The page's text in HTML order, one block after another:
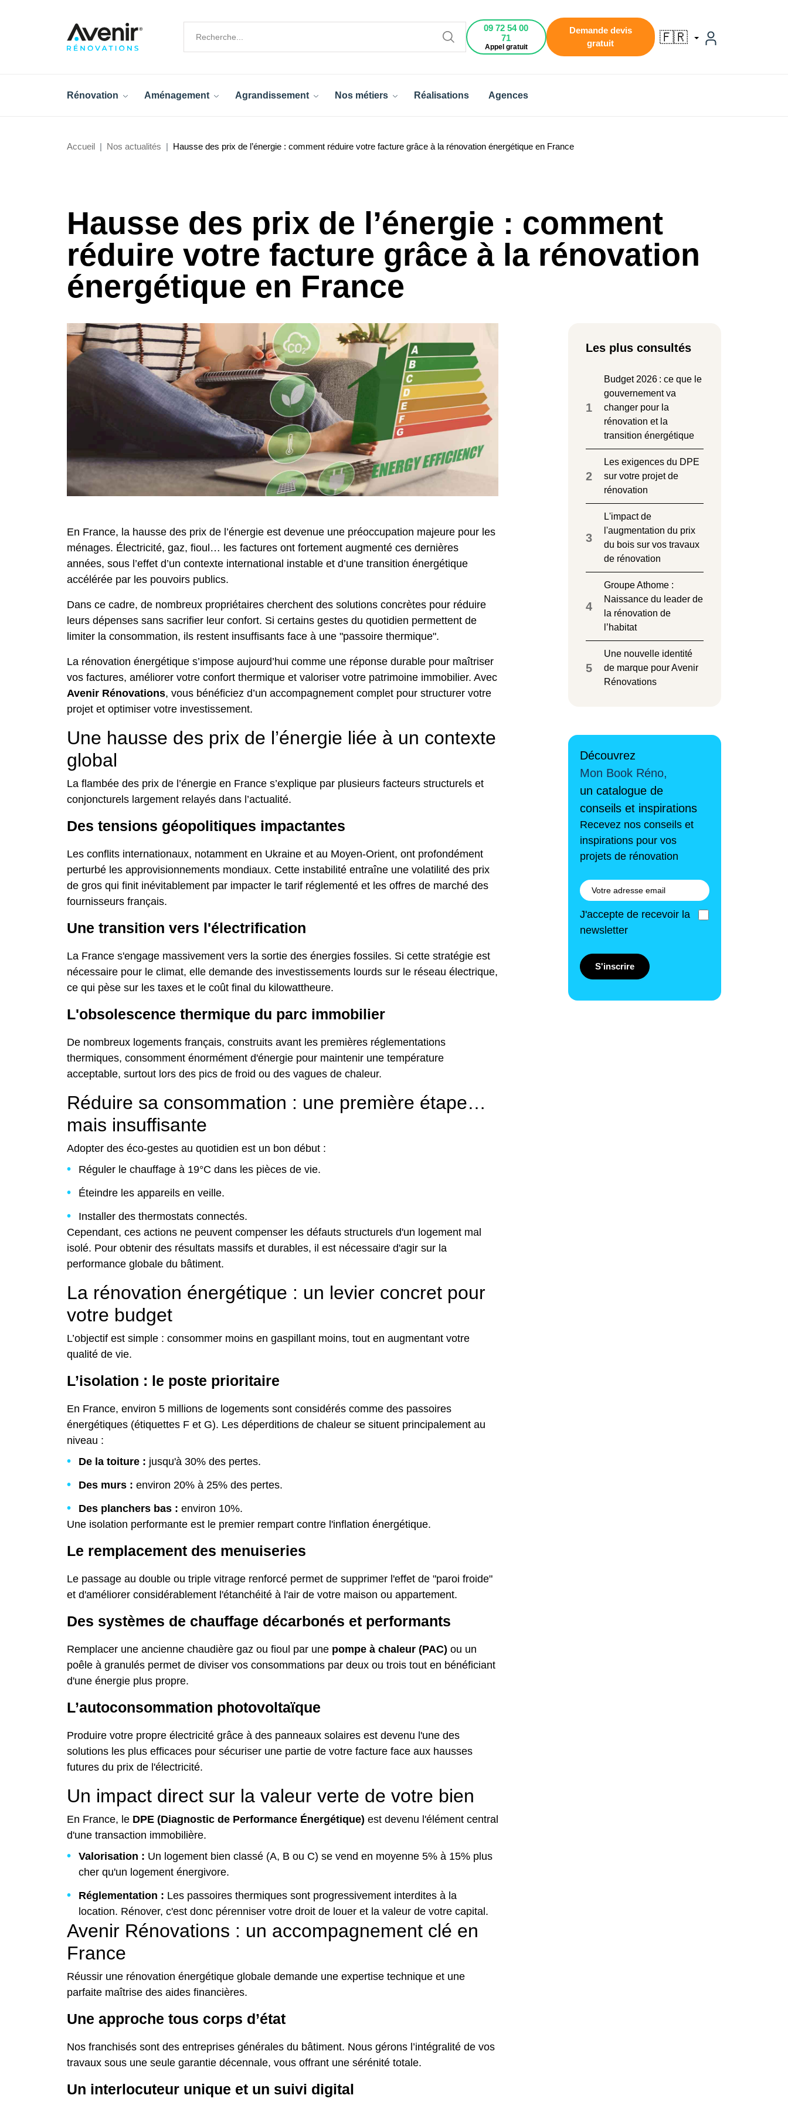
09 72 54 00
71
Appel gratuit
Demande devis
gratuit
🇫🇷
Rénovation Aménagement Agrandissement Nos métiers Réalisations Agences
Accueil Nos actualités Hausse des prix de l’énergie : comment réduire votre facture grâce à la rénovation énergétique en France
Hausse des prix de l’énergie : comment
réduire votre facture grâce à la rénovation
énergétique en France
En France, la hausse des prix de l’énergie est devenue une préoccupation majeure pour les
ménages. Électricité, gaz, fioul… les factures ont fortement augmenté ces dernières
années, sous l’effet d’un contexte international instable et d’une transition énergétique
accélérée par les pouvoirs publics.
Dans ce cadre, de nombreux propriétaires cherchent des solutions concrètes pour réduire
leurs dépenses sans sacrifier leur confort. Si certains gestes du quotidien permettent de
limiter la consommation, ils restent insuffisants face à une "passoire thermique".
La rénovation énergétique s’impose aujourd’hui comme une réponse durable pour maîtriser
vos factures, améliorer votre confort thermique et valoriser votre patrimoine immobilier. Avec
Avenir Rénovations, vous bénéficiez d’un accompagnement complet pour structurer votre
projet et optimiser votre investissement.
Une hausse des prix de l’énergie liée à un contexte
global
La flambée des prix de l’énergie en France s’explique par plusieurs facteurs structurels et
conjoncturels largement relayés dans l’actualité.
Des tensions géopolitiques impactantes
Les conflits internationaux, notamment en Ukraine et au Moyen-Orient, ont profondément
perturbé les approvisionnements mondiaux. Cette instabilité entraîne une volatilité des prix
de gros qui finit inévitablement par impacter le tarif réglementé et les offres de marché des
fournisseurs français.
Une transition vers l'électrification
La France s'engage massivement vers la sortie des énergies fossiles. Si cette stratégie est
nécessaire pour le climat, elle demande des investissements lourds sur le réseau électrique,
ce qui pèse sur les taxes et le coût final du kilowattheure.
L'obsolescence thermique du parc immobilier
De nombreux logements français, construits avant les premières réglementations
thermiques, consomment énormément d'énergie pour maintenir une température
acceptable, surtout lors des pics de froid ou des vagues de chaleur.
Réduire sa consommation : une première étape…
mais insuffisante
Adopter des éco-gestes au quotidien est un bon début :
Réguler le chauffage à 19°C dans les pièces de vie.
Éteindre les appareils en veille.
Installer des thermostats connectés.
Cependant, ces actions ne peuvent compenser les défauts structurels d'un logement mal
isolé. Pour obtenir des résultats massifs et durables, il est nécessaire d'agir sur la
performance globale du bâtiment.
La rénovation énergétique : un levier concret pour
votre budget
L’objectif est simple : consommer moins en gaspillant moins, tout en augmentant votre
qualité de vie.
L’isolation : le poste prioritaire
En France, environ 5 millions de logements sont considérés comme des passoires
énergétiques (étiquettes F et G). Les déperditions de chaleur se situent principalement au
niveau :
De la toiture : jusqu'à 30% des pertes.
Des murs : environ 20% à 25% des pertes.
Des planchers bas : environ 10%.
Une isolation performante est le premier rempart contre l'inflation énergétique.
Le remplacement des menuiseries
Le passage au double ou triple vitrage renforcé permet de supprimer l'effet de "paroi froide"
et d'améliorer considérablement l'étanchéité à l'air de votre maison ou appartement.
Des systèmes de chauffage décarbonés et performants
Remplacer une ancienne chaudière gaz ou fioul par une pompe à chaleur (PAC) ou un
poêle à granulés permet de diviser vos consommations par deux ou trois tout en bénéficiant
d'une énergie plus propre.
L’autoconsommation photovoltaïque
Produire votre propre électricité grâce à des panneaux solaires est devenu l'une des
solutions les plus efficaces pour sécuriser une partie de votre facture face aux hausses
futures du prix de l'électricité.
Un impact direct sur la valeur verte de votre bien
En France, le DPE (Diagnostic de Performance Énergétique) est devenu l'élément central
d'une transaction immobilière.
Valorisation : Un logement bien classé (A, B ou C) se vend en moyenne 5% à 15% plus
cher qu'un logement énergivore.
Réglementation : Les passoires thermiques sont progressivement interdites à la
location. Rénover, c'est donc pérenniser votre droit de louer et la valeur de votre capital.
Avenir Rénovations : un accompagnement clé en
France
Réussir une rénovation énergétique globale demande une expertise technique et une
parfaite maîtrise des aides financières.
Une approche tous corps d’état
Nos franchisés sont des entreprises générales du bâtiment. Nous gérons l’intégralité de vos
travaux sous une seule garantie décennale, vous offrant une sérénité totale.
Un interlocuteur unique et un suivi digital
Les plus consultés
1
Budget 2026 : ce que le
gouvernement va
changer pour la
rénovation et la
transition énergétique
2
Les exigences du DPE
sur votre projet de
rénovation
3
L'impact de
l'augmentation du prix
du bois sur vos travaux
de rénovation
4
Groupe Athome :
Naissance du leader de
la rénovation de
l’habitat
5
Une nouvelle identité
de marque pour Avenir
Rénovations
Découvrez
Mon Book Réno,
un catalogue de
conseils et inspirations
Recevez nos conseils et
inspirations pour vos
projets de rénovation
J'accepte de recevoir la
newsletter
S'inscrire